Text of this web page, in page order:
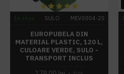
SULO MEV0004-2S
EUROPUBELA DIN
MATERIAL PLASTIC, 120 L,
CULOARE VERDE, SULO -
TRANSPORT INCLUS